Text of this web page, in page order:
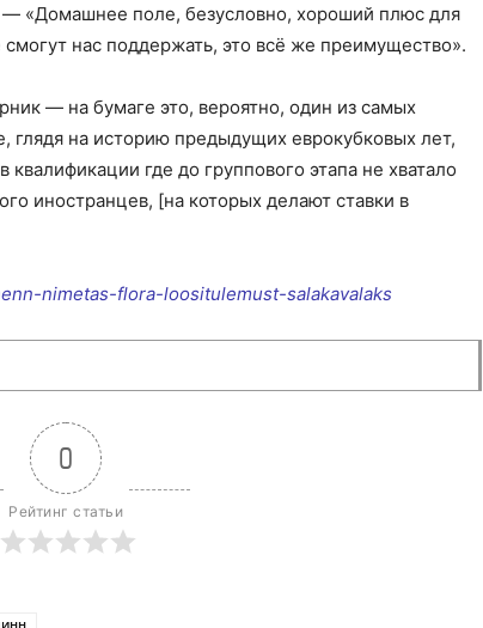
«Домашнее поле, безусловно, хороший плюс для
нас поддержать, это всё же преимущество».
— на бумаге это, вероятно, один из самых
глядя на историю предыдущих еврокубковых лет,
где до группового этапа не хватало
иностранцев, [на которых делают ставки в
nimetas-flora-loositulemust-salakavalaks
0
Рейтинг статьи